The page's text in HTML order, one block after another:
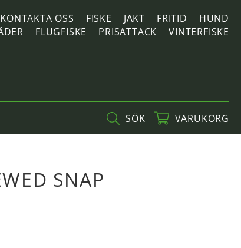
KONTAKTA OSS FISKE JAKT FRITID
HUND
FLUGFISKE PRISATTACK VINTERFISKE
SÖK VARUKORG
SNAP